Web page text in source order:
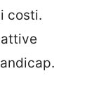
costi.